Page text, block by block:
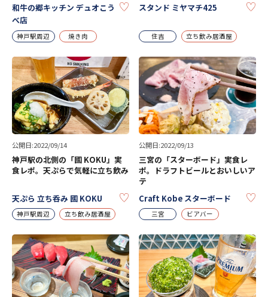
和牛の郷キッチン デュオこう
べ店
KEEP
神戸駅周辺 焼き肉
スタンド ミヤマチ425
住吉 立ち飲み居酒屋
公開日:2022/09/14
神戸駅の北側の「國 KOKU」実
食レポ。天ぷらで気軽に立ち飲み
天ぷら 立ち呑み 國 KOKU KEEP
神戸駅周辺 立ち飲み居酒屋
公開日:2022/09/13
三宮の「スターボード」実食レ
ポ。ドラフトビールとおいしいア
テ
Craft Kobe スターボード
三宮 ビアバー